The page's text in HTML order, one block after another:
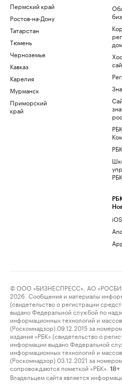
Пермский край
Ростов-на-Дону
Татарстан
Тюмень
Черноземье
Кавказ
Карелия
Мурманск
Приморский
край
РБК
РБК
iOS
© ООО «БИЗНЕСПРЕСС», АО
2026. Сообщения и материалы
(свидетельство о регистрации
выдано Федеральной службой по
информационных технологий и
(Роскомнадзор) 09.12.2015 за
издания «РБК» (свидетельство о
информации выдано Федеральной
информационных технологий и
(Роскомнадзор) 03.12.2021 за
сопровождаются пометкой «РБК».
18+
Владельцем сайта является